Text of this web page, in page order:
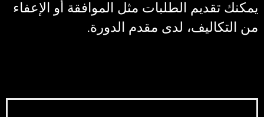
يمكنك تقديم الطلبات مثل الموافقة أو الإعفاء
من التكاليف، لدى مقدم الدورة.